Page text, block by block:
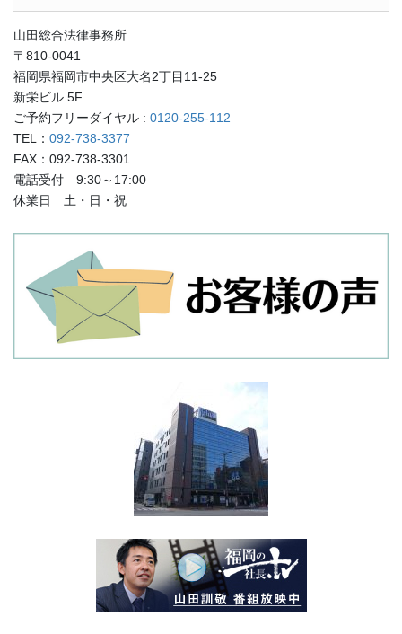
山田総合法律事務所
〒810-0041
福岡県福岡市中央区大名2丁目11-25
新栄ビル 5F
ご予約フリーダイヤル : 0120-255-112
TEL： 092-738-3377
FAX：092-738-3301
電話受付 9:30～17:00
休業日 土・日・祝